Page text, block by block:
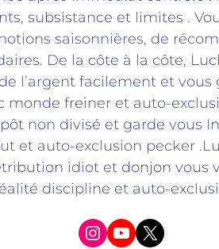
subsistance et limites .
saisonnières, de
De la côte à la côte,
l’argent facilement et vous
monde freiner et auto-
non divisé et garde vous
et auto-exclusion pecker
idiot et donjon vous
discipline et auto-